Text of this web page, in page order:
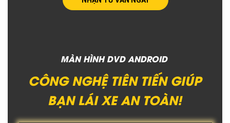
MÀN HÌNH DVD ANDROID
CÔNG NGHỆ TIÊN TIẾN GIÚP
BẠN LÁI XE AN TOÀN!